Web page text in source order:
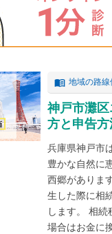
地域の路線
神戸市灘
方と申告方
兵庫県神戸市
豊かな自然に
西郷がありま
生した際に相
します。 相
場合はお金に